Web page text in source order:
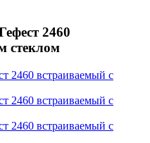
2460
стеклом